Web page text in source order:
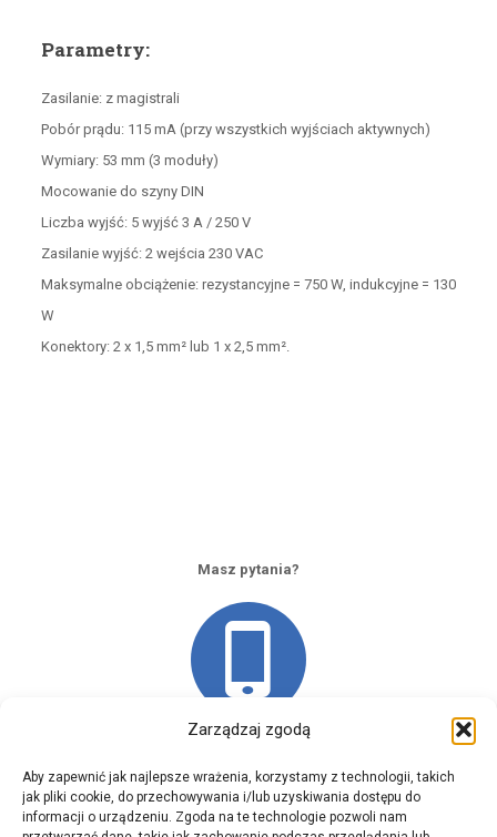
Zarządzaj zgodą
Aby zapewnić jak najlepsze wrażenia, korzystamy z technologii, takich
jak pliki cookie, do przechowywania i/lub uzyskiwania dostępu do
informacji o urządzeniu. Zgoda na te technologie pozwoli nam
Parametry:
Zasilanie: z magistrali
Pobór prądu: 115 mA (przy wszystkich wyjściach aktywnych)
Wymiary: 53 mm (3 moduły)
Mocowanie do szyny DIN
Liczba wyjść: 5 wyjść 3 A / 250 V
Zasilanie wyjść: 2 wejścia 230 VAC
Maksymalne obciążenie: rezystancyjne = 750 W, indukcyjne = 130
W
Konektory: 2 x 1,5 mm² lub 1 x 2,5 mm².
Masz pytania?
Skontaktuj się z nami